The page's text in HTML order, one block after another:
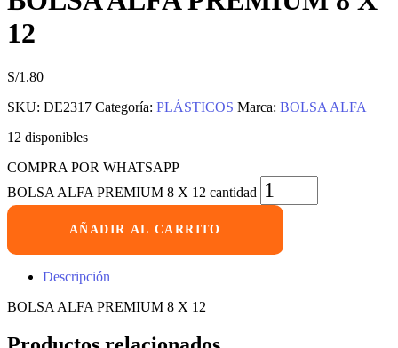
12
S/1.80
SKU: DE2317 Categoría: PLÁSTICOS Marca: BOLSA ALFA
12 disponibles
COMPRA POR WHATSAPP
BOLSA ALFA PREMIUM 8 X 12 cantidad
AÑADIR AL CARRITO
Descripción
BOLSA ALFA PREMIUM 8 X 12